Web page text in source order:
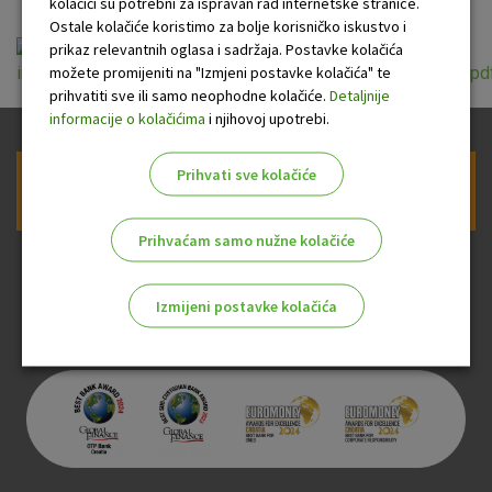
Prijava na newsletter OTP banke
Ostale kolačiće koristimo za bolje korisničko iskustvo i
prikaz relevantnih oglasa i sadržaja. Postavke kolačića
možete promijeniti na "Izmjeni postavke kolačića" te
prihvatiti sve ili samo neophodne kolačiće. Detaljnije
informacije o kolačićima i njihovoj upotrebi.
Prihvati sve kolačiće
Prihvaćam samo nužne kolačiće
Izmijeni postavke kolačića